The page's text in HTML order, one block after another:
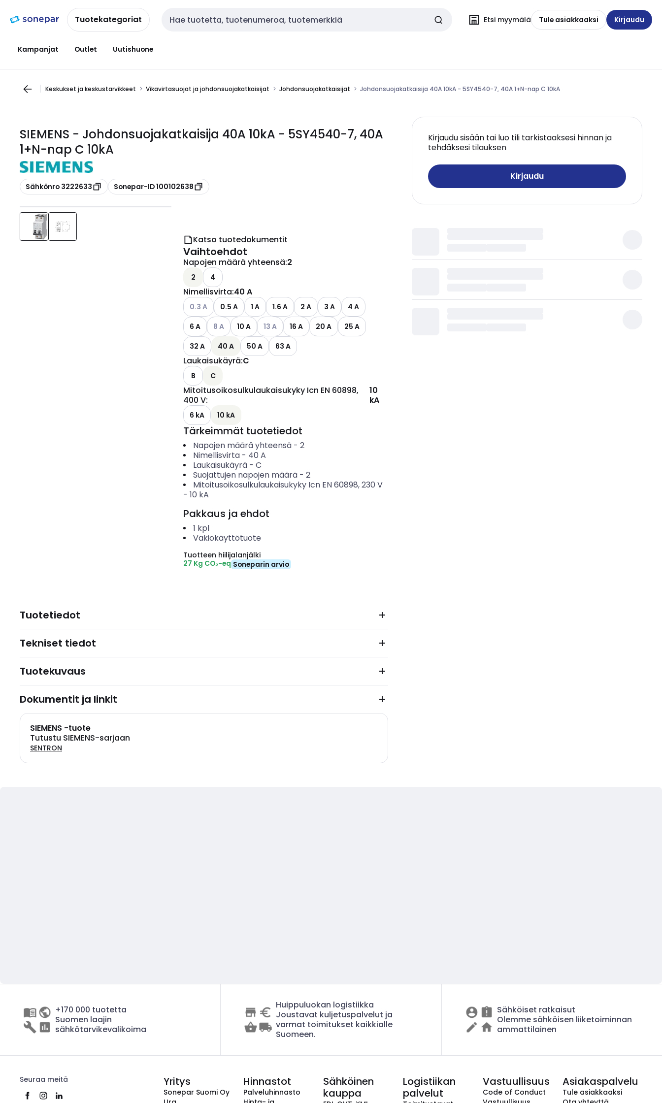
navigointiinsisältöönTuotekategoriat Haku Etsi myymälä Tule asiakkaaksi Kirjaudu
Kampanjat Outlet Uutishuone
Keskukset ja keskustarvikkeet Vikavirtasuojat ja johdonsuojakatkaisijat Johdonsuojakatkaisijat Johdonsuojakatkaisija 40A 10kA - 5SY4540-7, 40A 1+N-nap C 10kA
SIEMENS - Johdonsuojakatkaisija 40A 10kA - 5SY4540-7, 40A
1+N-nap C 10kA
Kopioi
Sähkönro 3222633 Kopioi
Sonepar-ID 100102638
Kirjaudu sisään tai luo tili tarkistaaksesi hinnan ja
tehdäksesi tilauksen
Kirjaudu
Katso tuotedokumentit
Vaihtoehdot
Napojen määrä yhteensä:2
2 4
Nimellisvirta:40 A
Katso käytettävissä olevat vaihtoehdot
0.3 A 0.5 A 1 A 1.6 A 2 A 3 A
4 A
6 A
Katso käytettävissä olevat vaihtoehdot
8 A 10 A Katso käytettävissä olevat vaihtoehdot
13 A 16 A 20 A
25 A
32 A
40 A 50 A 63 A
Laukaisukäyrä:C
B C
Mitoitusoikosulkulaukaisukyky Icn EN 60898,
400 V:
10
kA
6 kA 10 kA
Tärkeimmät tuotetiedot
Napojen määrä yhteensä- 2
Nimellisvirta- 40 A
Laukaisukäyrä- C
Suojattujen napojen määrä- 2
Mitoitusoikosulkulaukaisukyky Icn EN 60898, 230 V
- 10 kA
Pakkaus ja ehdot
1 kpl
Vakiokäyttötuote
Tuotteen hiilijalanjälki
27 Kg CO₂-eq Soneparin arvio
Tuotetiedot
Tekniset tiedot
Tuotekuvaus
Dokumentit ja linkit
SIEMENS -tuote
Tutustu SIEMENS-sarjaan
SENTRON
+170 000 tuotetta
Suomen laajin
sähkötarvikevalikoima
Huippuluokan logistiikka
Joustavat kuljetuspalvelut ja
varmat toimitukset kaikkialle
Suomeen.
Sähköiset ratkaisut
Olemme sähköisen liiketoiminnan
ammattilainen
Seuraa meitä Yritys
Sonepar Suomi Oy
Hinnastot
Palveluhinnasto
Sähköinen
kauppa
Logistiikan
palvelut
Vastuullisuus
Code of Conduct
Asiakaspalvelu
Tule asiakkaaksi